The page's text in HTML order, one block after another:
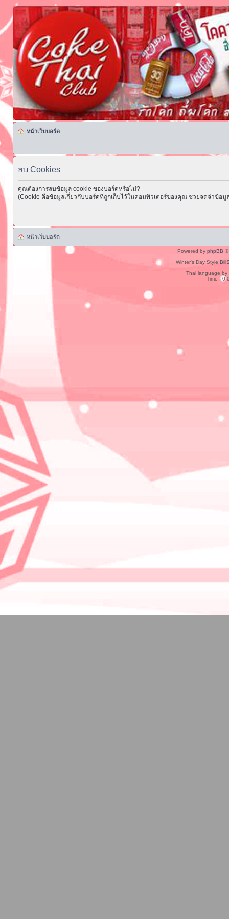
หน้าเว็บบอร์ด
ลบ Cookies
คุณต้องการลบข้อมูล cookie ของบอร์ดหรือไม่?
(Cookie คือข้อมูลเกี่ยวกับบอร์ดที่ถูกเก็บไว้ในคอมพิวเตอร์ของคุณ ช่วยจดจำข้อมู
หน้าเว็บบอร์ด
Powered by phpBB ©
Winter's Day Style
Thai language by
Time :